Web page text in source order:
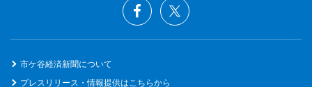
市ケ谷経済新聞について
プレスリリース・情報提供はこちらから